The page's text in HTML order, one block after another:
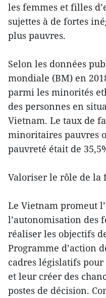
les femmes et filles
sujettes à de fortes
plus pauvres.
Selon les données
mondiale (BM) en
parmi les minorités
des personnes en
Vietnam. Le taux de
minoritaires pauvres
pauvreté était de
Valoriser le rôle de la
Le Vietnam promeut
l’autonomisation des
réaliser les objectifs
Programme d’action
cadres législatifs
et leur créer des
postes de décision.